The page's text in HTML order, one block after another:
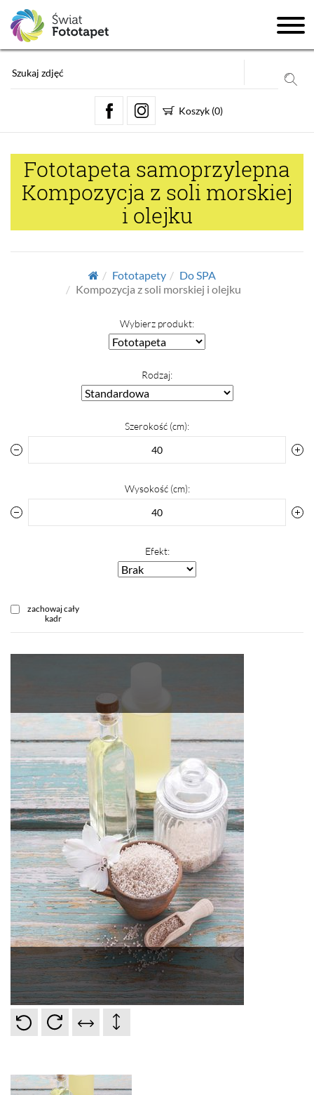
Koszyk (0)
Fototapeta samoprzylepna
Kompozycja z soli morskiej
i olejku
Fototapety
Do SPA
Kompozycja z soli morskiej i olejku
Wybierz produkt:
Rodzaj:
Szerokość (cm):
Wysokość (cm):
Efekt:
zachowaj cały
kadr